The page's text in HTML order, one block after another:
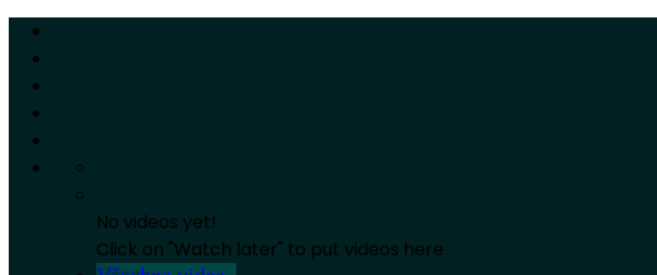
No videos yet!
Click on "Watch later" to put videos here